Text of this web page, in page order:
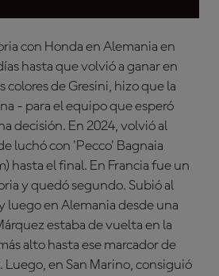
con Honda en Alemania en
hasta que volvió a ganar en
colores de Gresini, hizo que la
- para el equipo que esperó
decisión. En 2024, volvió al
luchó con 'Pecco' Bagnaia
hasta el final. En Francia fue un
y quedó segundo. Subió al
luego en Alemania desde una
estaba de vuelta en la
alto hasta ese marcador de
Luego, en San Marino, consiguió